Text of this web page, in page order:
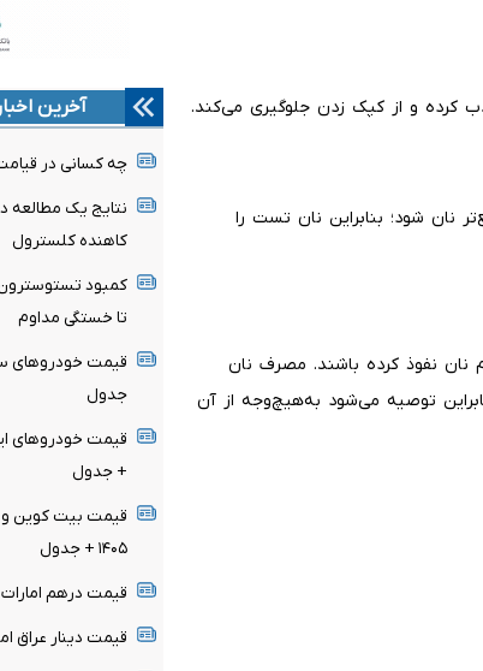
کرده و از کپک زدن جلوگیری می‌کند.
نان شود؛ بنابراین نان تست را
نفوذ کرده باشند. مصرف نان
توصیه می‌شود به‌هیچ‌وجه از آن
آخرین اخبار
چه کسانی در
نتایج یک مطالعه
کاهنده کلسترول
کمبود
تا خستگی مداوم
جدول
+ جدول
۱۴۰۵ + جدول
قیمت درهم امارات امروز جمعه
قیمت دینار عراق امروز جمعه ۱۶